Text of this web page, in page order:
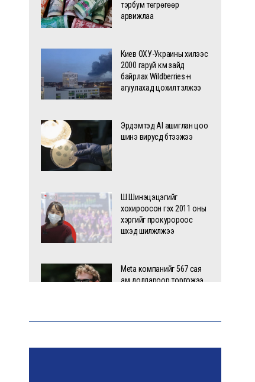
тэрбум төгрөгөөр
арвижлаа
Киев ОХУ-Украины хилээс
2000 гаруй км зайд
байрлах Wildberries-н
агуулахад цохилт үзүүлжээ
Эрдэмтэд AI ашиглан цоо
шинэ вирусүүд бүтээжээ
Ш.Шинэцэцэгийг
хохироосон гэх 2011 оны
хэргийг прокуророос
шүүхэд шилжүүлжээ
Meta компанийг 567 сая
ам.доллароор торгожээ